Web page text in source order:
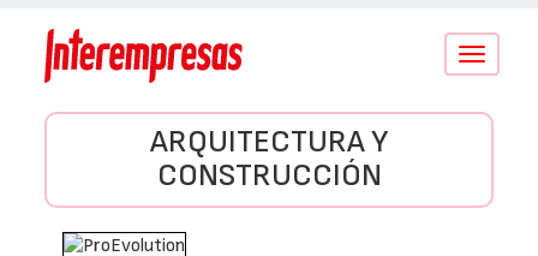
Conmutar
ARQUITECTURA Y
CONSTRUCCIÓN